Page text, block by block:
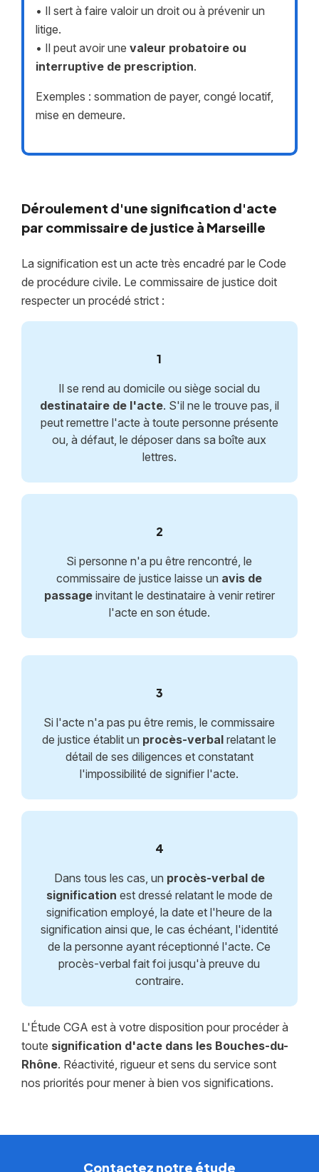
• Il sert à faire valoir un droit ou à prévenir un
litige.
• Il peut avoir une valeur probatoire ou
interruptive de prescription.
Exemples : sommation de payer, congé locatif,
mise en demeure.
Déroulement d'une signification d'acte
par commissaire de justice à Marseille
La signification est un acte très encadré par le Code
de procédure civile. Le commissaire de justice doit
respecter un procédé strict :
1
Il se rend au domicile ou siège social du
destinataire de l'acte. S'il ne le trouve pas, il
peut remettre l'acte à toute personne présente
ou, à défaut, le déposer dans sa boîte aux
lettres.
2
Si personne n'a pu être rencontré, le
commissaire de justice laisse un avis de
passageinvitant le destinataire à venir retirer
l'acte en son étude.
3
Si l'acte n'a pas pu être remis, le commissaire
de justice établit un procès-verbal relatant le
détail de ses diligences et constatant
l'impossibilité de signifier l'acte.
4
Dans tous les cas, un procès-verbal de
signification est dressé relatant le mode de
signification employé, la date et l'heure de la
signification ainsi que, le cas échéant, l'identité
de la personne ayant réceptionné l'acte. Ce
procès-verbal fait foi jusqu'à preuve du
contraire.
L'Étude CGA est à votre disposition pour procéder à
toute signification d'acte dans les Bouches-du-
Rhône. Réactivité, rigueur et sens du service sont
nos priorités pour mener à bien vos significations.
Contactez notre étude